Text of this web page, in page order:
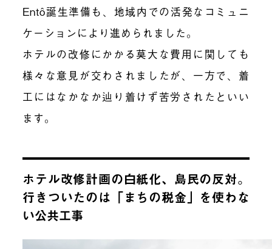
Entô誕生準備も、地域内での活発なコミュニ
ケーションにより進められました。
ホテルの改修にかかる莫大な費用に関しても
様々な意見が交わされましたが、一方で、 着
工にはなかなか辿り着けず苦労されたといい
ます。
ホテル改修計画の白紙化、島民の反対。
行きついたのは「まちの税金」を使わな
い公共工事